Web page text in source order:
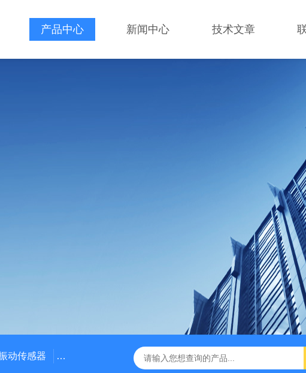
产品中心 新闻中心 技术文章
动传感器 NE3100电涡流位移传感器 三轴振动传感器 加速度